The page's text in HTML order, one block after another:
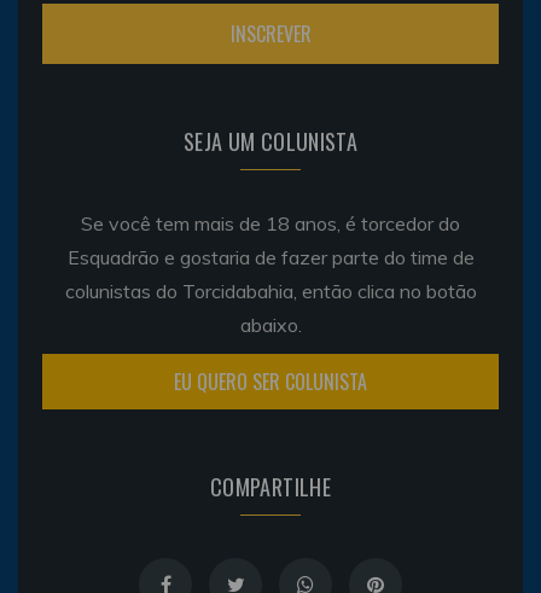
SEJA UM COLUNISTA
Se você tem mais de 18 anos, é torcedor do
Esquadrão e gostaria de fazer parte do time de
colunistas do Torcidabahia, então clica no botão
abaixo.
EU QUERO SER COLUNISTA
COMPARTILHE